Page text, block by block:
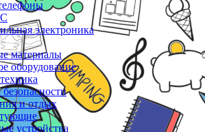
электроника
материалы
оборудование
и отдых
устройства